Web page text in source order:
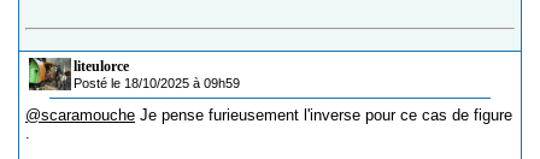
liteulorce
Posté le 18/10/2025 à 09h59
@scaramouche Je pense furieusement l'inverse pour ce cas de figure
.